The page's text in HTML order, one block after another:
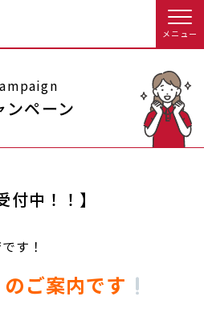
メニュー
案内
店舗情報・サービス
きをする
等詳しく見る
ンペーン
付中！！】
す！
のご案内です